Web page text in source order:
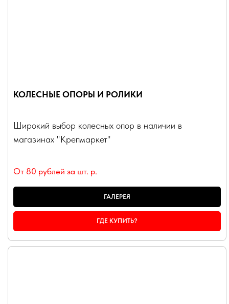
КОЛЕСНЫЕ ОПОРЫ И РОЛИКИ
Широкий выбор колесных опор в наличии в
магазинах "Крепмаркет"
От 80 рублей за шт. р.
ГАЛЕРЕЯ
ГДЕ КУПИТЬ?